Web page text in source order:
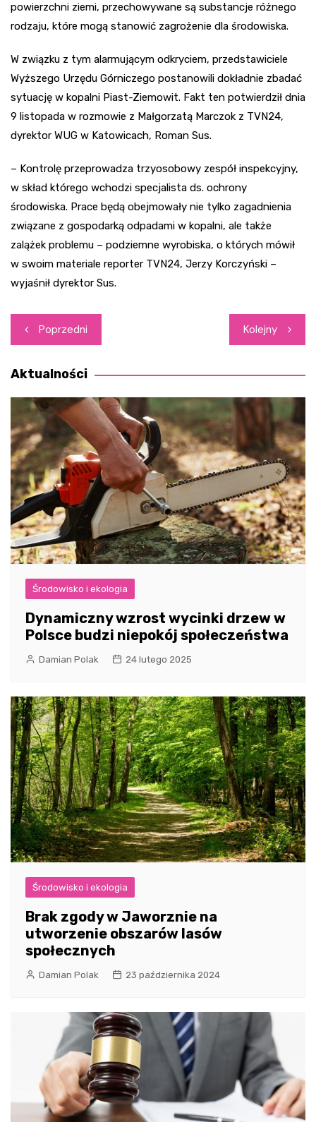
powierzchni ziemi, przechowywane są substancje różnego
rodzaju, które mogą stanowić zagrożenie dla środowiska.
W związku z tym alarmującym odkryciem, przedstawiciele
Wyższego Urzędu Górniczego postanowili dokładnie zbadać
sytuację w kopalni Piast-Ziemowit. Fakt ten potwierdził dnia
9 listopada w rozmowie z Małgorzatą Marczok z TVN24,
dyrektor WUG w Katowicach, Roman Sus.
– Kontrolę przeprowadza trzyosobowy zespół inspekcyjny,
w skład którego wchodzi specjalista ds. ochrony
środowiska. Prace będą obejmowały nie tylko zagadnienia
związane z gospodarką odpadami w kopalni, ale także
zalążek problemu – podziemne wyrobiska, o których mówił
w swoim materiale reporter TVN24, Jerzy Korczyński –
wyjaśnił dyrektor Sus.
Nawigacja
wpisu
Poprzedni Kolejny
Aktualności
Środowisko i ekologia
Dynamiczny wzrost wycinki drzew w
Polsce budzi niepokój społeczeństwa
Damian Polak 24 lutego 2025
Środowisko i ekologia
Brak zgody w Jaworznie na
utworzenie obszarów lasów
społecznych
Damian Polak 23 października 2024